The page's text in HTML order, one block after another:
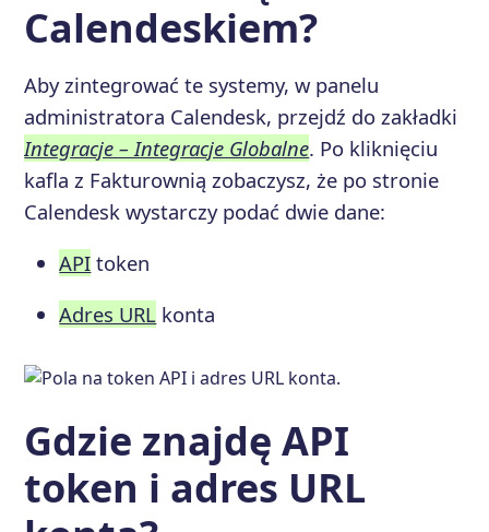
Calendeskiem?
Aby zintegrować te systemy, w panelu
administratora Calendesk, przejdź do zakładki
Integracje – Integracje Globalne. Po kliknięciu
kafla z Fakturownią zobaczysz, że po stronie
Calendesk wystarczy podać dwie dane:
API token
Adres URL konta
Gdzie znajdę API
token i adres URL